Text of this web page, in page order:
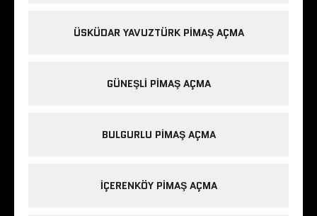
ÜSKÜDAR YAVUZTÜRK PIMAŞ AÇMA
GÜNEŞLI PIMAŞ AÇMA
BULGURLU PIMAŞ AÇMA
IÇERENKÖY PIMAŞ AÇMA